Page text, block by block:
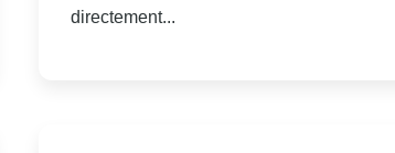
directement...